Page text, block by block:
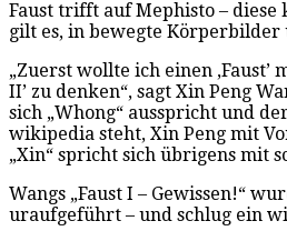
Faust trifft auf Mephisto – diese
gilt es, in bewegte Körperbilder
„Zuerst wollte ich einen ‚Faust’
II’ zu denken“, sagt Xin Peng
sich „Whong“ ausspricht und
wikipedia steht, Xin Peng mit
„Xin“ spricht sich übrigens mit
Wangs „Faust I – Gewissen!“
uraufgeführt – und schlug ein